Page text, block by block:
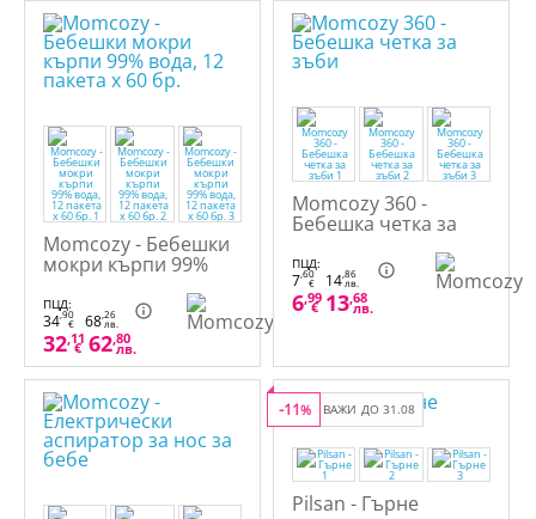
Momcozy - Бебешки
мокри кърпи 99%
вода, 12 пакета х 60
бр.
ПЦД:
34,90
€ 68,26
лв.
32,11
€ 62,80
лв.
Momcozy 360 -
Бебешка четка за
ПЦД:
7,60
€ 14,86
лв.
6,99
€ 13,68
лв.
ВАЖИ ДО 31.08
-11%
Pilsan - Гърне